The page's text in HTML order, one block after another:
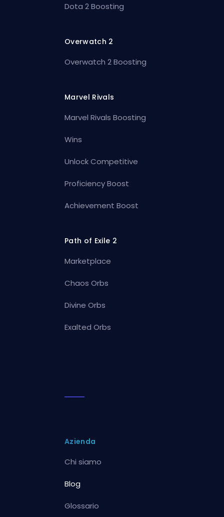
Dota 2 Boosting
Overwatch 2
Overwatch 2 Boosting
Marvel Rivals
Marvel Rivals Boosting
Wins
Unlock Competitive
Proficiency Boost
Achievement Boost
Path of Exile 2
Marketplace
Chaos Orbs
Divine Orbs
Exalted Orbs
Azienda
Chi siamo
Blog
Glossario